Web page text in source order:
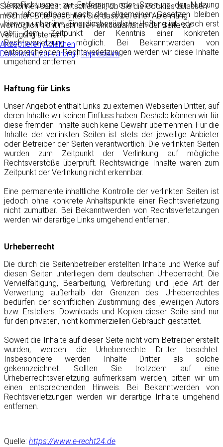
Verpflichtungen zur Entfernung oder Sperrung der Nutzung
von Informationen nach den allgemeinen Gesetzen bleiben
hiervon unberührt. Eine diesbezügliche Haftung ist jedoch erst
ab dem Zeitpunkt der Kenntnis einer konkreten
Rechtsverletzung möglich. Bei Bekanntwerden von
entsprechenden Rechtsverletzungen werden wir diese Inhalte
umgehend entfernen.
Haftung für Links
Unser Angebot enthält Links zu externen Webseiten Dritter, auf
deren Inhalte wir keinen Einfluss haben. Deshalb können wir für
diese fremden Inhalte auch keine Gewähr übernehmen. Für die
Inhalte der verlinkten Seiten ist stets der jeweilige Anbieter
oder Betreiber der Seiten verantwortlich. Die verlinkten Seiten
wurden zum Zeitpunkt der Verlinkung auf mögliche
Rechtsverstöße überprüft. Rechtswidrige Inhalte waren zum
Zeitpunkt der Verlinkung nicht erkennbar.
Eine permanente inhaltliche Kontrolle der verlinkten Seiten ist
jedoch ohne konkrete Anhaltspunkte einer Rechtsverletzung
nicht zumutbar. Bei Bekanntwerden von Rechtsverletzungen
werden wir derartige Links umgehend entfernen.
Urheberrecht
Die durch die Seitenbetreiber erstellten Inhalte und Werke auf
diesen Seiten unterliegen dem deutschen Urheberrecht. Die
Vervielfältigung, Bearbeitung, Verbreitung und jede Art der
Verwertung außerhalb der Grenzen des Urheberrechtes
bedürfen der schriftlichen Zustimmung des jeweiligen Autors
bzw. Erstellers. Downloads und Kopien dieser Seite sind nur
für den privaten, nicht kommerziellen Gebrauch gestattet.
Soweit die Inhalte auf dieser Seite nicht vom Betreiber erstellt
wurden, werden die Urheberrechte Dritter beachtet.
Insbesondere werden Inhalte Dritter als solche
gekennzeichnet. Sollten Sie trotzdem auf eine
Urheberrechtsverletzung aufmerksam werden, bitten wir um
einen entsprechenden Hinweis. Bei Bekanntwerden von
Rechtsverletzungen werden wir derartige Inhalte umgehend
entfernen.
Quelle: https://www.e-recht24.de
Sie können selbst entscheiden, ob Sie die Cookies zulassen
möchten. Bitte beachten Sie, dass bei einer Ablehnung
womöglich nicht mehr alle Funktionalitäten der Seite zur
Verfügung stehen.
Akzeptieren Ablehnen
Datenschutzerklärung|Impressum